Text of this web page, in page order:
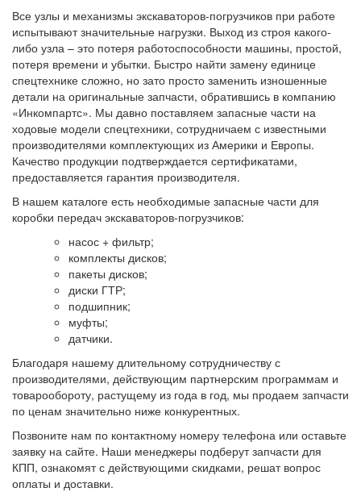
Все узлы и механизмы экскаваторов-погрузчиков при работе
испытывают значительные нагрузки. Выход из строя какого-
либо узла – это потеря работоспособности машины, простой,
потеря времени и убытки. Быстро найти замену единице
спецтехнике сложно, но зато просто заменить изношенные
детали на оригинальные запчасти, обратившись в компанию
«Инкомпартс». Мы давно поставляем запасные части на
ходовые модели спецтехники, сотрудничаем с известными
производителями комплектующих из Америки и Европы.
Качество продукции подтверждается сертификатами,
предоставляется гарантия производителя.
В нашем каталоге есть необходимые запасные части для
коробки передач экскаваторов-погрузчиков:
насос + фильтр;
комплекты дисков;
пакеты дисков;
диски ГТР;
подшипник;
муфты;
датчики.
Благодаря нашему длительному сотрудничеству с
производителями, действующим партнерским программам и
товарообороту, растущему из года в год, мы продаем запчасти
по ценам значительно ниже конкурентных.
Позвоните нам по контактному номеру телефона или оставьте
заявку на сайте. Наши менеджеры подберут запчасти для
КПП, ознакомят с действующими скидками, решат вопрос
оплаты и доставки.